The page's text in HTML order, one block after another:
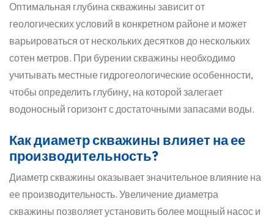
Оптимальная глубина скважины зависит от
геологических условий в конкретном районе и может
варьироваться от нескольких десятков до нескольких
сотен метров. При бурении скважины необходимо
учитывать местные гидрогеологические особенности,
чтобы определить глубину, на которой залегает
водоносный горизонт с достаточными запасами воды.
Как диаметр скважины влияет на ее
производительность?
Диаметр скважины оказывает значительное влияние на
ее производительность. Увеличение диаметра
скважины позволяет установить более мощный насос и